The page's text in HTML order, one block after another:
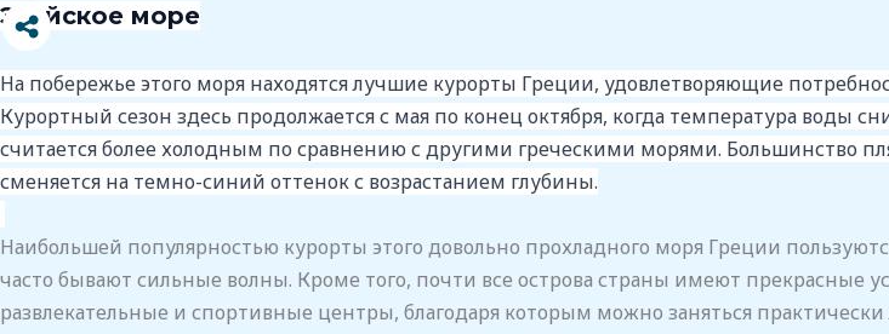
Эгейское море
На побережье этого моря находятся лучшие курорты Греции, удовлетворяющие
Курортный сезон здесь продолжается с мая по конец октября, когда температура воды
считается более холодным по сравнению с другими греческими морями. Большинство
сменяется на темно-синий оттенок с возрастанием глубины.
Наибольшей популярностью курорты этого довольно прохладного моря Греции
часто бывают сильные волны. Кроме того, почти все острова страны имеют прекрасные
развлекательные и спортивные центры, благодаря которым можно заняться